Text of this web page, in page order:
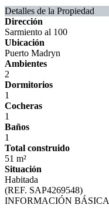
Detalles de la Propiedad
Dirección
Sarmiento al 100
Ubicación
Puerto Madryn
Ambientes
2
Dormitorios
1
Cocheras
1
Baños
1
Total construido
51 m²
Situación
Habitada
(REF. SAP4269548)
INFORMACIÓN BÁSICA